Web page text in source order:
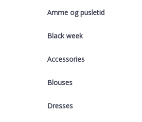
Amme og pusletid
Black week
Accessories
Blouses
Dresses